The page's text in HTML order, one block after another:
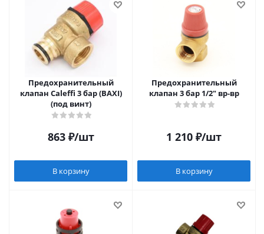
Предохранительный
клапан Caleffi 3 бар (BAXI)
(под винт)
863₽/шт
В корзину
Предохранительный
клапан 3 бар 1/2" вр-вр
1 210 ₽/шт
В корзину